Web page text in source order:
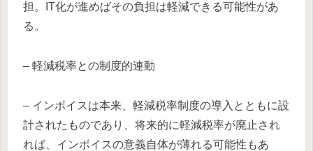
担。IT化が進めばその負担は軽減できる可能性があ
る。
– 軽減税率との制度的連動
– インボイスは本来、軽減税率制度の導入とともに設
計されたものであり、将来的に軽減税率が廃止され
れば、インボイスの意義自体が薄れる可能性もあ